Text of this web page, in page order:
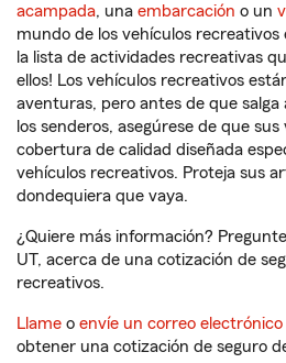
acampada, una embarcación o un
mundo de los vehículos recreativos
la lista de actividades recreativas
ellos! Los vehículos recreativos
aventuras, pero antes de que salga
los senderos, asegúrese de que
cobertura de calidad diseñada
vehículos recreativos. Proteja sus
dondequiera que vaya.
¿Quiere más información?
UT, acerca de una cotización de
recreativos.
Llame o envíe un correo
obtener una cotización de seguro